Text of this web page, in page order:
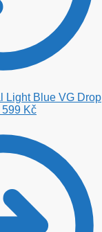
VG Drop
599 Kč